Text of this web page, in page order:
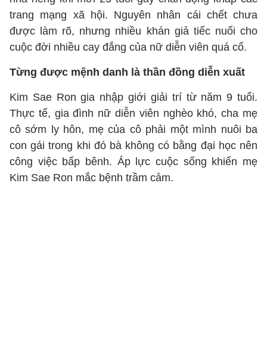
trang mạng xã hội. Nguyên nhân cái chết chưa
được làm rõ, nhưng nhiều khán giả tiếc nuối cho
cuộc đời nhiều cay đắng của nữ diễn viên quá cố.
Từng được mệnh danh là thần đồng diễn xuất
Kim Sae Ron gia nhập giới giải trí từ năm 9 tuổi.
Thực tế, gia đình nữ diễn viên nghèo khó, cha mẹ
cô sớm ly hôn, mẹ của cô phải một mình nuôi ba
con gái trong khi đó bà không có bằng đại học nên
công việc bấp bênh. Áp lực cuộc sống khiến mẹ
Kim Sae Ron mắc bệnh trầm cảm.